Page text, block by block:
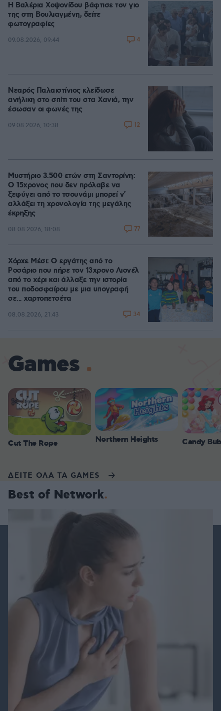
Η Βαλέρια Χοψονίδου βάφτισε τον γιο
της στη Βουλιαγμένη, δείτε
φωτογραφίες
09.08.2026, 09:44 4
Νεαρός Παλαιστίνιος κλείδωσε
ανήλικη στο σπίτι του στα Χανιά, την
έσωσαν οι φωνές της
09.08.2026, 10:38 12
Μυστήριο 3.500 ετών στη Σαντορίνη:
Ο 15χρονος που δεν πρόλαβε να
ξεφύγει από το τσουνάμι μπορεί ν'
αλλάξει τη χρονολογία της μεγάλης
έκρηξης
08.08.2026, 18:08 77
Χόρχε Μέσι: Ο εργάτης από το
Ροσάριο που πήρε τον 13χρονο Λιονέλ
από το χέρι και άλλαξε την ιστορία
του ποδοσφαίρου με μια υπογραφή
σε... χαρτοπετσέτα
08.08.2026, 21:43 34
Games
Cut The Rope Northern Heights Candy
ΔΕΙΤΕ ΟΛΑ ΤΑ GAMES
Best of Network